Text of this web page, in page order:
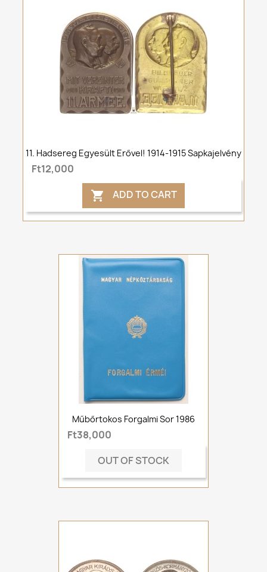
11. Hadsereg Egyesült Erővel! 1914-1915 Sapkajelvény
Ft12,000
 ADD TO CART
Műbőrtokos Forgalmi Sor 1986
Ft38,000
OUT OF STOCK